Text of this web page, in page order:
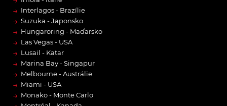
→ Interlagos - Brazílie
→ Suzuka - Japonsko
→ Hungaroring - Maďarsko
→ Las Vegas - USA
→ Lusail - Katar
→ Marina Bay - Singapur
→ Melbourne - Austrálie
→ Miami - USA
→ Monako - Monte Carlo